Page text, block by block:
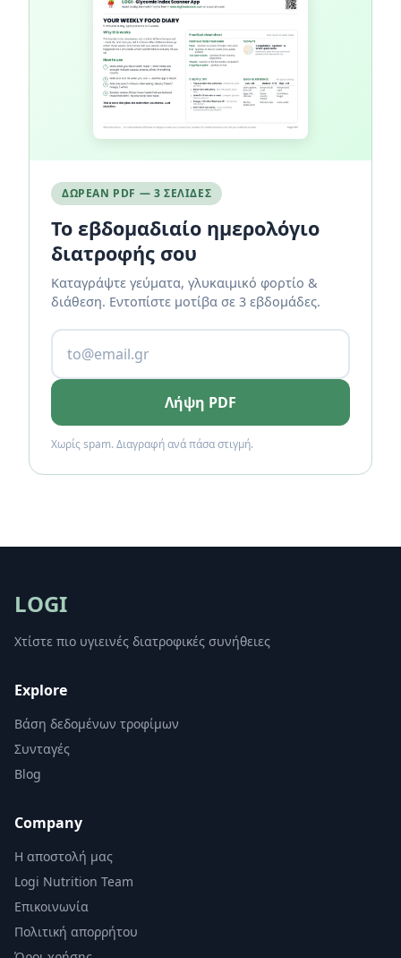
ΔΩΡΕΆΝ PDF — 3 ΣΕΛΊΔΕΣ
Το εβδομαδιαίο ημερολόγιο
διατροφής σου
Καταγράψτε γεύματα, γλυκαιμικό φορτίο &
διάθεση. Εντοπίστε μοτίβα σε 3 εβδομάδες.
Λήψη PDF
Χωρίς spam. Διαγραφή ανά πάσα στιγμή.
LOGI
Χτίστε πιο υγιεινές διατροφικές συνήθειες
Explore
Βάση δεδομένων τροφίμων
Συνταγές
Blog
Company
Η αποστολή μας
Logi Nutrition Team
Επικοινωνία
Πολιτική απορρήτου